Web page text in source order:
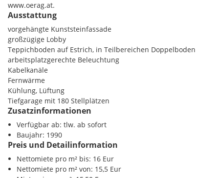
10.OG, Top 1, ca. 1.254 m²
Nettomiete/m²/Monat: EUR 16,00
Betriebskostenakonto/Netto/m²/Monat: dzt. ca. EUR 2,83
Heizkosten/Netto/m²/Monat: dzt. ca. EUR 1,30
Endenergiebedarf: 0.00
www.oerag.at.
Ausstattung
vorgehängte Kunststeinfassade
großzügige Lobby
Teppichboden auf Estrich, in Teilbereichen Doppelboden
arbeitsplatzgerechte Beleuchtung
Kabelkanäle
Fernwärme
Kühlung, Lüftung
Tiefgarage mit 180 Stellplätzen
Zusatzinformationen
Verfügbar ab: tlw. ab sofort
Baujahr: 1990
Preis und Detailinformation
Nettomiete pro m² bis: 16 Eur
Nettomiete pro m² von: 15,5 Eur